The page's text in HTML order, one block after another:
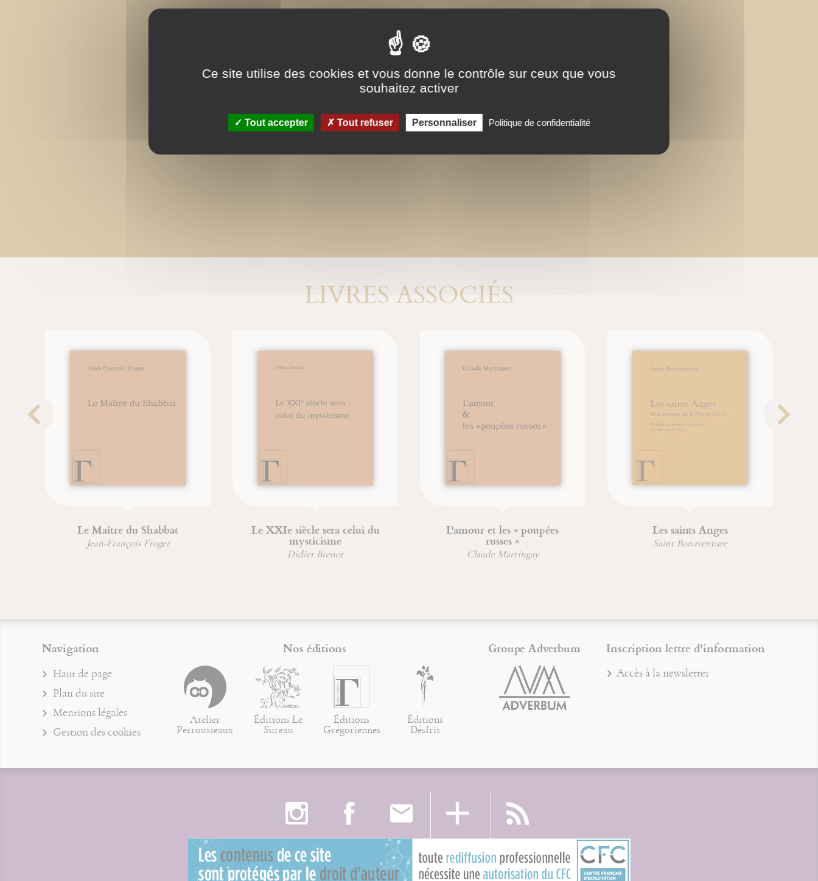
Droits de traduction disponibles pour ce titre.
LIVRES ASSOCIÉS
Le Maître du Shabbat
Jean-François Froger
Le XXIe siècle sera celui du
mysticisme
Didier Brenot
L'amour et les « poupées
russes »
Claude Martingay
Les saints Anges
Saint Bonaventure
Navigation
Haut de page
Plan du site
Mentions légales
Gestion des cookies
Nos éditions
Atelier
Perrousseaux
Éditions Le
Sureau
Éditions
Grégoriennes
Éditions
DésIris
Groupe Adverbum Inscription lettre d'information
Accès à la newsletter
Ce site utilise des cookies et vous donne le contrôle sur ceux que vous
souhaitez activer
Tout accepter Tout refuser Personnaliser Politique de confidentialité